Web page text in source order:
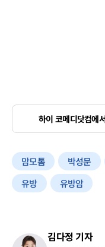
하이 코메디닷컴에
맘모톰 박성문
유방
유방암
김다정 기자